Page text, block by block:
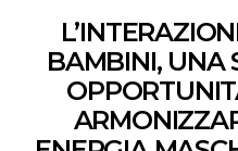
BAMBINI, UNA